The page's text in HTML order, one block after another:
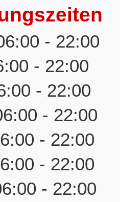
- 22:00
- 22:00
- 22:00
- 22:00
- 22:00
- 22:00
- 22:00